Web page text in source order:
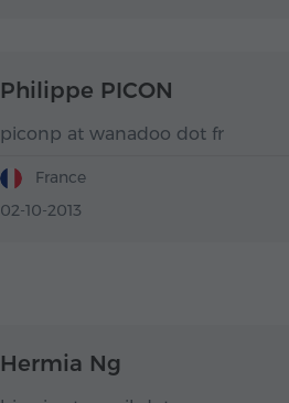
Philippe PICON
piconp at wanadoo dot fr
France
02-10-2013
Hermia Ng